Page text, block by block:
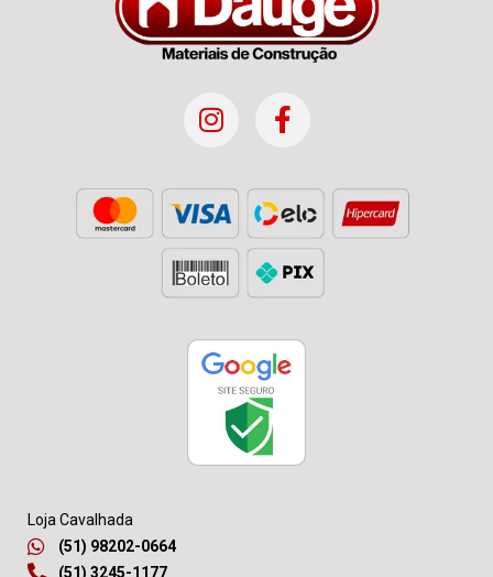
Loja Cavalhada
(51) 98202-0664
(51) 3245-1177